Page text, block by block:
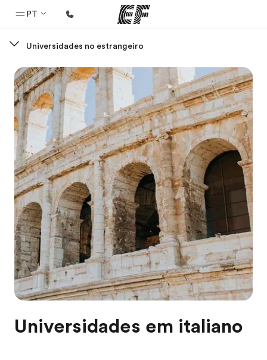
PT
Bem-vindo à EF
Programas
Saiba tudo que oferecemos
Escritórios
Encontre um escritório
Sobre nós
Quem somos
Carreiras
Junte-se a nós
Universidades no estrangeiro
Universidades em italiano